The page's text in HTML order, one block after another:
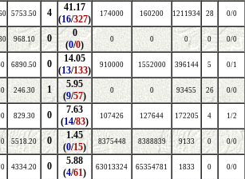
5753.50 4
41.17
(16/327) 174000 160200 1211934 28 0/0
968.10 0
0
(0/0) 0 0 0 0 0/0
6890.50 0
14.05
(13/133) 910000 1552000 396144 5 0/1
246.30 1
5.95
(9/57) 0 0 93455 26 0/0
829.30 0
7.63
(14/83) 107426 127644 172205 4 1/2
5518.20 0
1.45
(0/15) 8375448 8388839 9133 0 0/0
4334.20 0
5.88
(4/61) 63013324 65354781 1833 0 0/0